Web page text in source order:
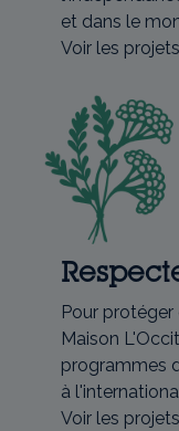
et dans le
Voir les projets
Pour
Maison
programmes
à
Voir les projets